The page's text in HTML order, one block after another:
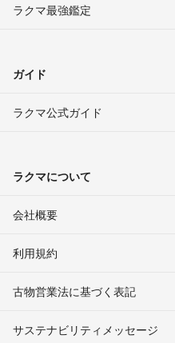
ラクマ最強鑑定
ガイド
ラクマ公式ガイド
ラクマについて
会社概要
利用規約
古物営業法に基づく表記
サステナビリティメッセージ